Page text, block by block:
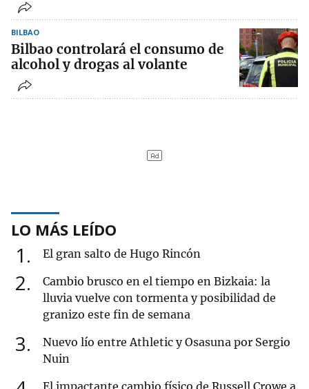
BILBAO
Bilbao controlará el consumo de
alcohol y drogas al volante
LO MÁS LEÍDO
1 El gran salto de Hugo Rincón
2
Cambio brusco en el tiempo en Bizkaia: la
lluvia vuelve con tormenta y posibilidad de
granizo este fin de semana
3
Nuevo lío entre Athletic y Osasuna por Sergio
Nuin